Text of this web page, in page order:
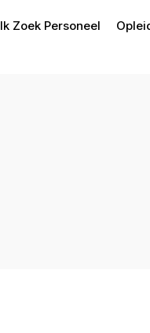
Ik Zoek Personeel